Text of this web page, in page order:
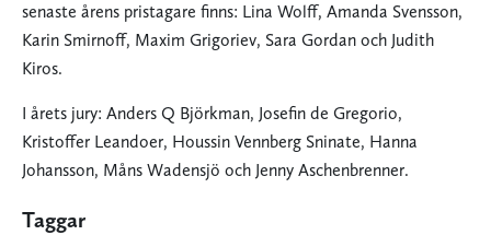
senaste årens pristagare finns: Lina Wolff, Amanda Svensson,
Karin Smirnoff, Maxim Grigoriev, Sara Gordan och Judith
Kiros.
I årets jury: Anders Q Björkman, Josefin de Gregorio,
Kristoffer Leandoer, Houssin Vennberg Sninate, Hanna
Johansson, Måns Wadensjö och Jenny Aschenbrenner.
Taggar